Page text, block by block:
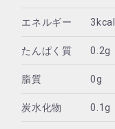
エネルギー 3kcal
たんぱく質 0.2g
脂質 0g
炭水化物 0.1g